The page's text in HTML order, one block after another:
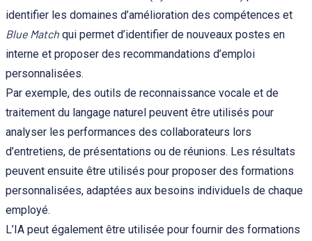
identifier les domaines d’amélioration des compétences et
Blue Matchqui permet d’identifier de nouveaux postes en
interne et proposer des recommandations d’emploi
personnalisées.
Par exemple, des outils de reconnaissance vocale et de
traitement du langage naturel peuvent être utilisés pour
analyser les performances des collaborateurs lors
d’entretiens, de présentations ou de réunions. Les résultats
peuvent ensuite être utilisés pour proposer des formations
personnalisées, adaptées aux besoins individuels de chaque
employé.
L’IA peut également être utilisée pour fournir des formations